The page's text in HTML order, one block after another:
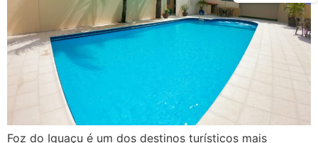
Foz do Iguaçu é um dos destinos turísticos mais